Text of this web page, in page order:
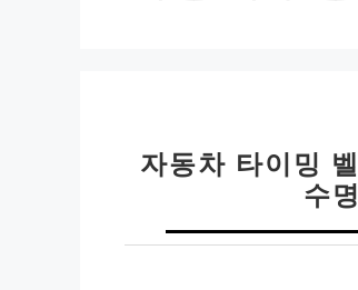
자동차 타이밍
수